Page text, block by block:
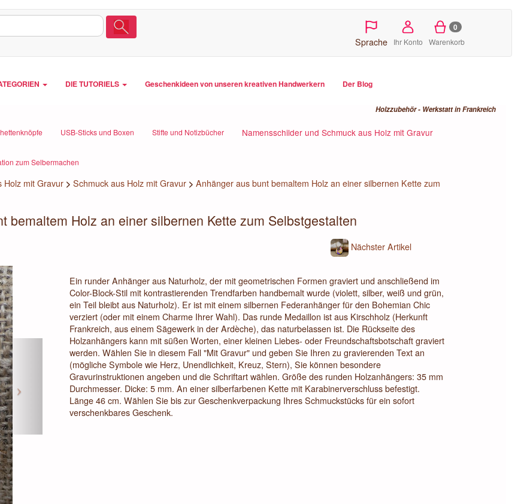
Sprache Ihr Konto
0
Warenkorb
DIE TUTORIELS Geschenkideen von unseren kreativen Handwerkern Der Blog
Holzzubehör - Werkstatt in Frankreich
USB-Sticks und Boxen Stifte und Notizbücher Namensschilder und Schmuck aus Holz mit Gravur
zum Selbermachen
Holz mit Gravur > Schmuck aus Holz mit Gravur > Anhänger aus bunt bemaltem Holz an einer silbernen Kette zum
bemaltem Holz an einer silbernen Kette zum Selbstgestalten
Nächster Artikel
Ein runder Anhänger aus Naturholz, der mit geometrischen Formen graviert und anschließend im
Color-Block-Stil mit kontrastierenden Trendfarben handbemalt wurde (violett, silber, weiß und grün,
ein Teil bleibt aus Naturholz). Er ist mit einem silbernen Federanhänger für den Bohemian Chic
verziert (oder mit einem Charme Ihrer Wahl). Das runde Medaillon ist aus Kirschholz (Herkunft
Frankreich, aus einem Sägewerk in der Ardèche), das naturbelassen ist. Die Rückseite des
Holzanhängers kann mit süßen Worten, einer kleinen Liebes- oder Freundschaftsbotschaft graviert
werden. Wählen Sie in diesem Fall "Mit Gravur" und geben Sie Ihren zu gravierenden Text an
(mögliche Symbole wie Herz, Unendlichkeit, Kreuz, Stern), Sie können besondere
Gravurinstruktionen angeben und die Schriftart wählen. Größe des runden Holzanhängers: 35 mm
Durchmesser. Dicke: 5 mm. An einer silberfarbenen Kette mit Karabinerverschluss befestigt.
Länge 46 cm. Wählen Sie bis zur Geschenkverpackung Ihres Schmuckstücks für ein sofort
verschenkbares Geschenk.